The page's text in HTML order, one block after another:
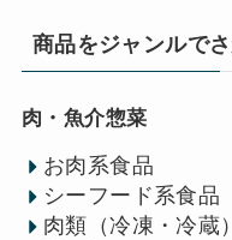
商品をジャンルで
肉・魚介惣菜
お肉系食品
シーフード系食品
肉類（冷凍・冷蔵）